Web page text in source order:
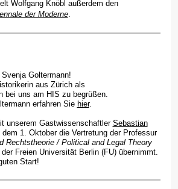
Wolfgang Knöbl außerdem den
der Moderne.
Goltermann!
aus Zürich als
bei uns am HIS zu begrüßen.
erfahren Sie hier.
unserem Gastwissenschaftler Sebastian
1. Oktober die Vertretung der Professur
Rechtstheorie / Political and Legal Theory
Freien Universität Berlin (FU) übernimmt.
Start!